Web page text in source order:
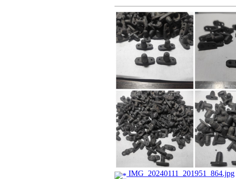
IMG_20240111_201951_864.jpg